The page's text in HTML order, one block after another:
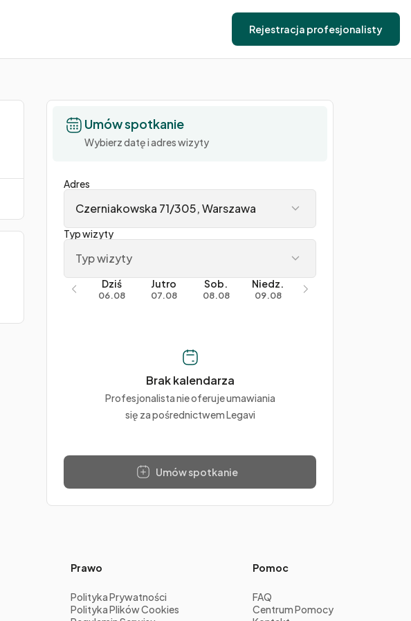
Rejestracja profesjonalisty
Umów spotkanie
Wybierz datę i adres wizyty
Adres
Czerniakowska 71/305, Warszawa
Typ wizyty
Typ wizyty
Dziś
06.08
Jutro
07.08
Sob.
08.08
Niedz.
09.08
Brak kalendarza
Profesjonalista nie oferuje umawiania
się za pośrednictwem Legavi
Umów spotkanie
Prawo
Polityka Prywatności
Polityka Plików Cookies
Pomoc
FAQ
Centrum Pomocy